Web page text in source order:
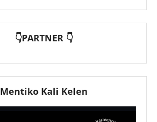
👇PARTNER 👇
Mentiko Kali Kelen